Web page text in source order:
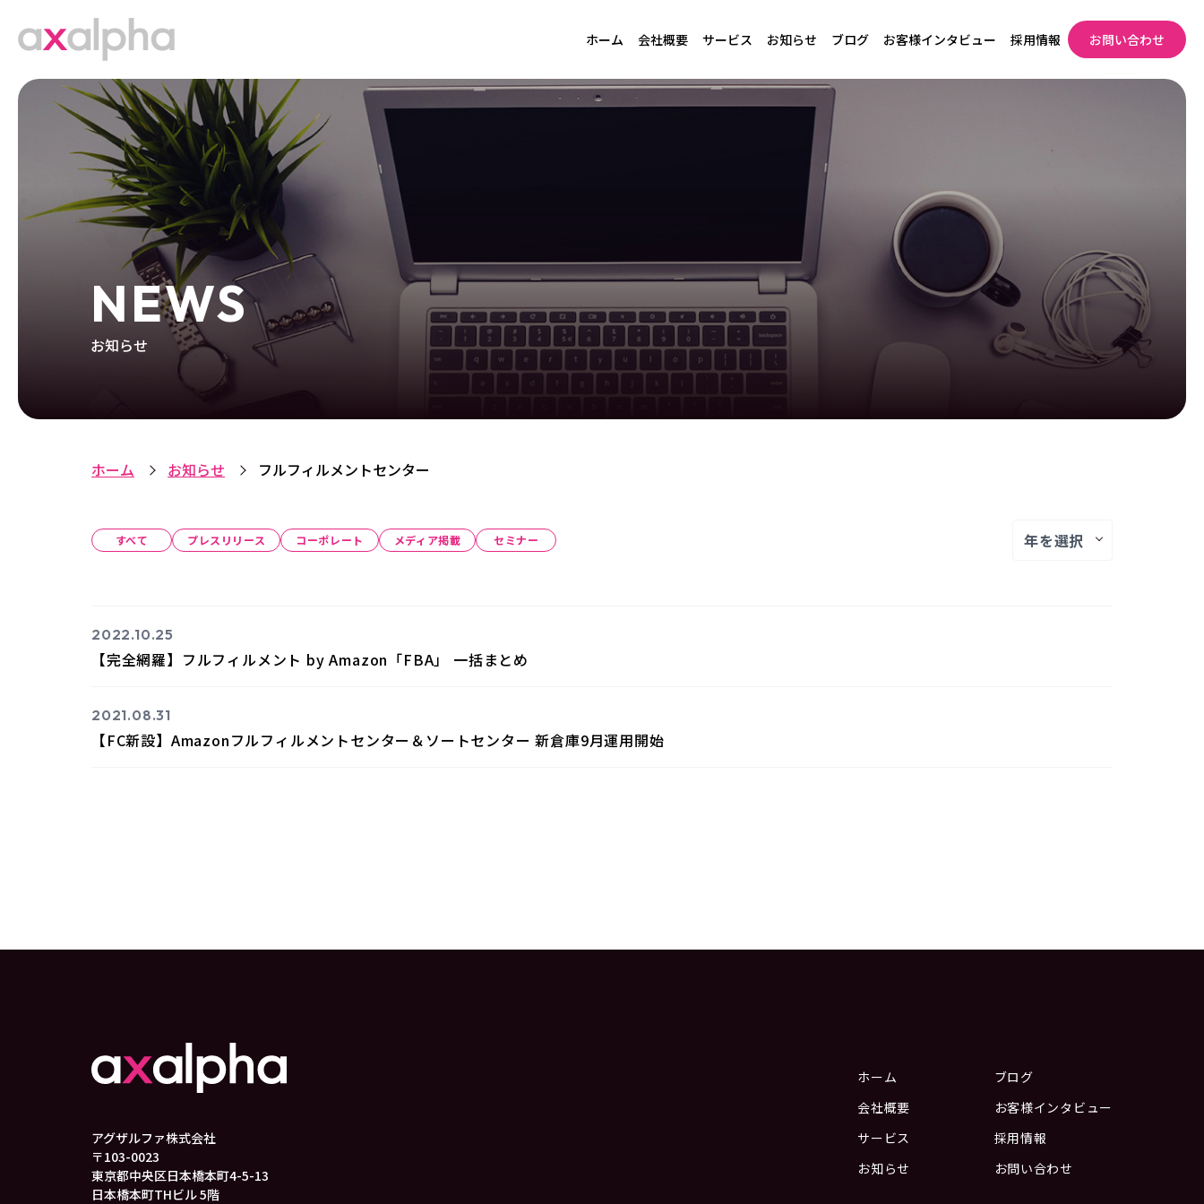
ホーム 会社概要 サービス お知らせ ブログ お客様インタビュー 採用情報 お問い合わせ
NEWS
お知らせ
ホーム お知らせ フルフィルメントセンター
すべて プレスリリース コーポレート メディア掲載 セミナー
2022.10.25
【完全網羅】フルフィルメント by Amazon「FBA」 一括まとめ
2021.08.31
【FC新設】Amazonフルフィルメントセンター＆ソートセンター 新倉庫9月運用開始
アグザルファ株式会社
〒103-0023
東京都中央区日本橋本町4-5-13
日本橋本町THビル 5階
ホーム
会社概要
サービス
お知らせ
ブログ
お客様インタビュー
採用情報
お問い合わせ